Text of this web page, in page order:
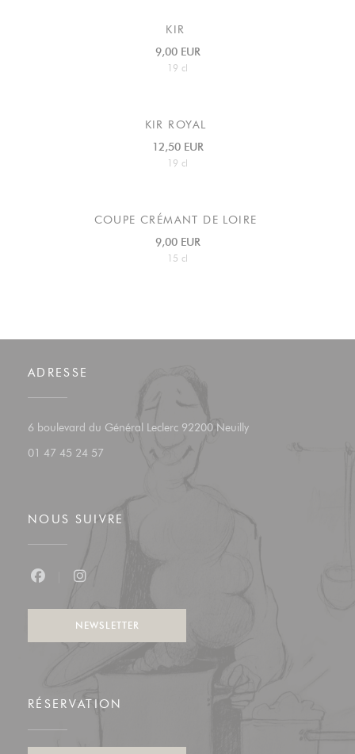
KIR
9,00 EUR
19 cl
KIR ROYAL
12,50 EUR
19 cl
COUPE CRÉMANT DE LOIRE
9,00 EUR
15 cl
ADRESSE
6 boulevard du Général Leclerc 92200 Neuilly((ouvre une nouvelle
01 47 45 24 57
NOUS SUIVRE
NEWSLETTER
RÉSERVATION